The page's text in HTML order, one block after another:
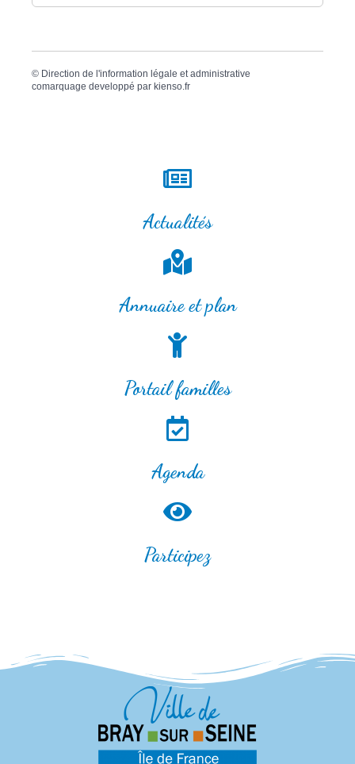
© Direction de l'information légale et administrative
comarquage developpé par kienso.fr
Actualités
Annuaire et plan
Portail familles
Agenda
Participez